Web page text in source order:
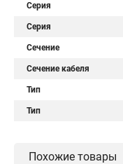
Серия
Серия
Сечение
Сечение кабеля
Тип
Тип
Похожие товары